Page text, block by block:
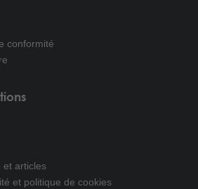
conformité
et articles
et politique de cookies